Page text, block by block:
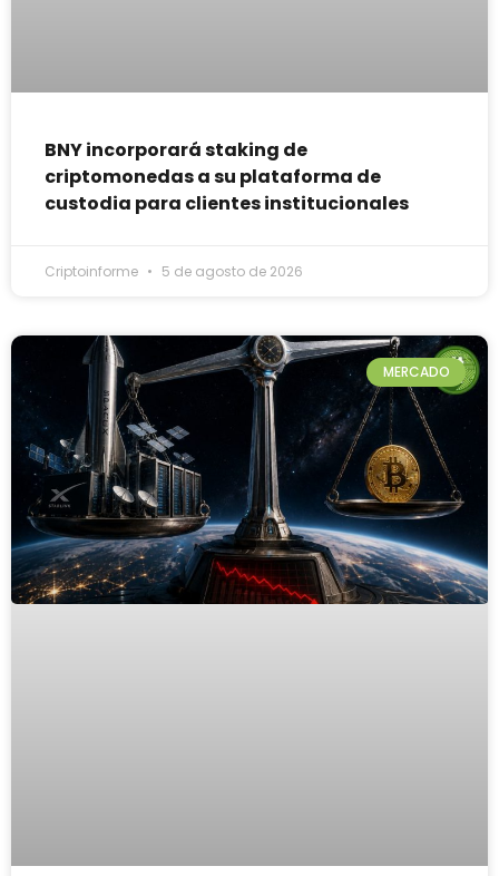
BNY incorporará staking de
criptomonedas a su plataforma de
custodia para clientes institucionales
Criptoinforme 5 de agosto de 2026
MERCADO